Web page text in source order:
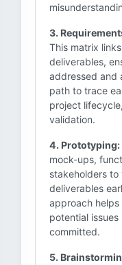
3.
This matrix
deliverables,
addressed and
path to trace
project
validation.
4. Prototyping:
mock-ups,
stakeholders
deliverables
approach
potential
committed.
5.